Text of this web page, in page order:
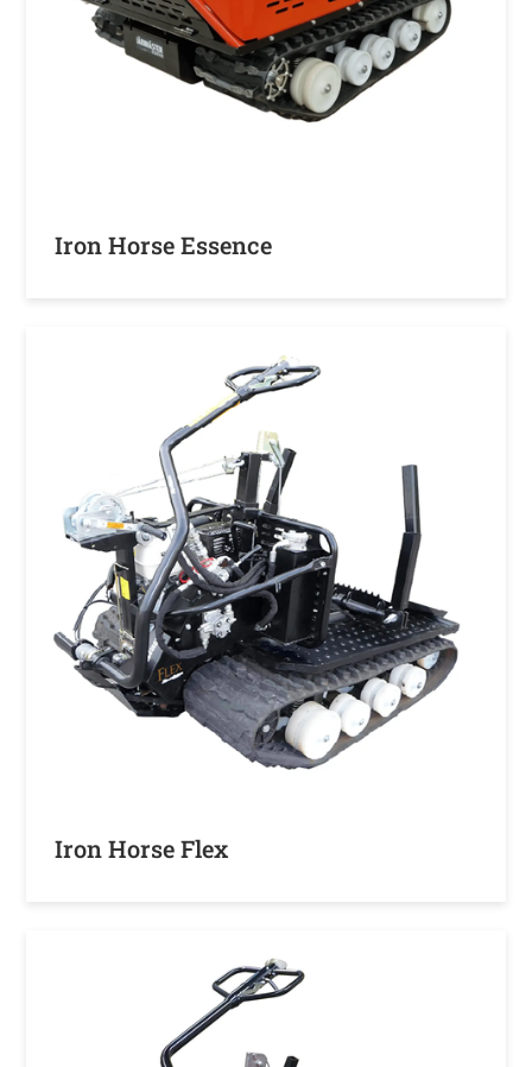
Iron Horse Essence
Iron Horse Flex